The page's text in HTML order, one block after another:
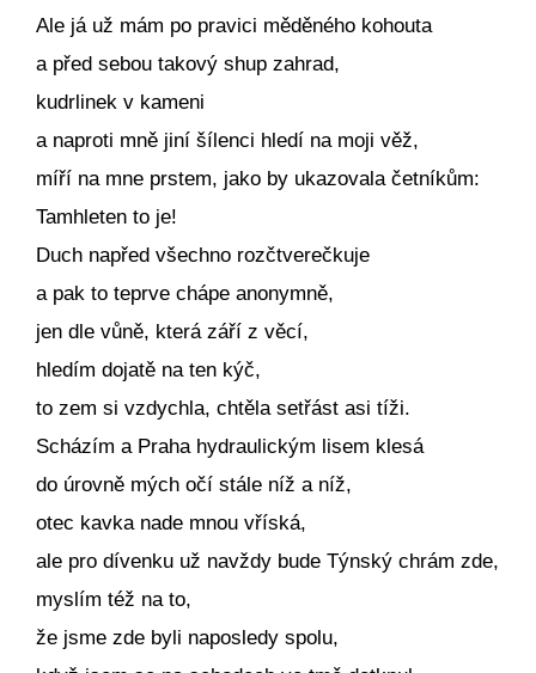
Ale já už mám po pravici měděného kohouta
a před sebou takový shup zahrad,
kudrlinek v kameni
a naproti mně jiní šílenci hledí na moji věž,
míří na mne prstem, jako by ukazovala četníkům:
Tamhleten to je!
Duch napřed všechno rozčtverečkuje
a pak to teprve chápe anonymně,
jen dle vůně, která září z věcí,
hledím dojatě na ten kýč,
to zem si vzdychla, chtěla setřást asi tíži.
Scházím a Praha hydraulickým lisem klesá
do úrovně mých očí stále níž a níž,
otec kavka nade mnou vříská,
ale pro dívenku už navždy bude Týnský chrám zde,
myslím též na to,
že jsme zde byli naposledy spolu,